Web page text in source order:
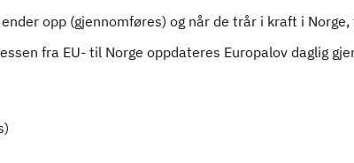
opp (gjennomføres) og når de trår i kraft i
fra EU- til Norge oppdateres Europalov daglig